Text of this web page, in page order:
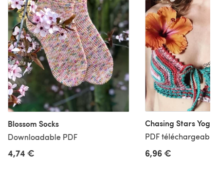
Blossom Socks
Downloadable PDF
4,74 €
Chasing Stars
PDF
6,96 €